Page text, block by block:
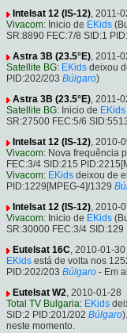
Intelsat 12 (IS-12), 2011-
Vivacom: Inicio de EKids
SR:8890 FEC:7/8 SID:1
Astra 3B (23.5°E), 2011-
Satellite BG: EKids deixou
PID:202/203 Búlgaro)
Astra 3B (23.5°E), 2011-
Satellite BG: Inicio de EKids
SR:27500 FEC:5/6
Intelsat 12 (IS-12), 2010-
Vivacom: Nova frequência
FEC:3/4 SID:215
Vivacom: EKids deixou de
PID:1229[MPEG-4]/1329
Intelsat 12 (IS-12), 2010-
Vivacom: Inicio de EKids
SR:30000 FEC:3/4
Eutelsat 16C, 2010-01-30
EKids está de volta nos
PID:202/203 Búlgaro - Em
Eutelsat W2, 2010-01-28
Total TV Bulgaria: EKids
SID:2 PID:201/202 Búlgaro
neste momento.